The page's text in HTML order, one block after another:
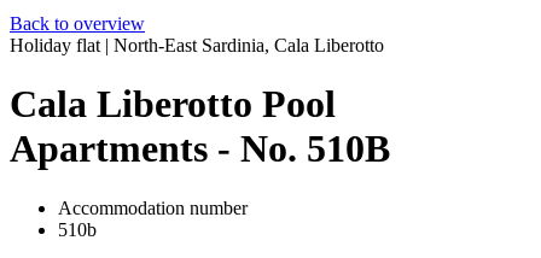
Back to overview
Holiday flat | North-East Sardinia, Cala Liberotto
Cala Liberotto Pool
Apartments - No. 510B
Accommodation number
510b